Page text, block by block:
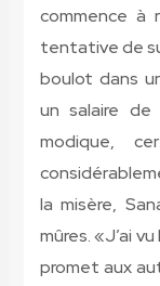
commence à
tentative de
boulot dans
un salaire de
modique,
la misère,
mûres. «J’ai
promet aux